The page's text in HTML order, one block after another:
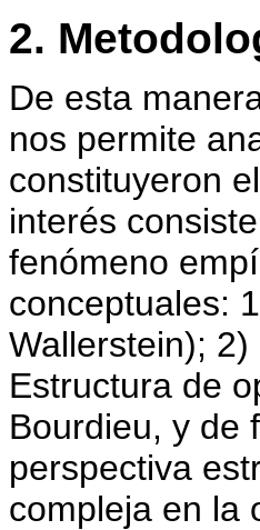
2.
De esta
nos permite
constituyeron
interés
fenómeno
conceptuales:
Wallerstein);
Estructura de
Bourdieu, y de
perspectiva
compleja en la